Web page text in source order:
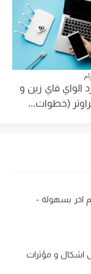
الواي فاي زين و
(خطوات...
اخر بسهولة -
اشكال و مؤثرات